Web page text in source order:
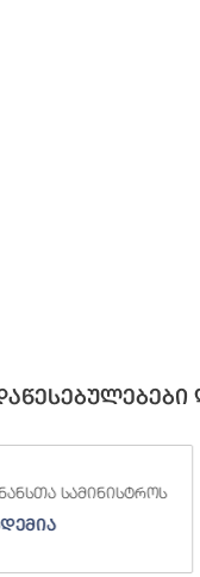
საქართველოს